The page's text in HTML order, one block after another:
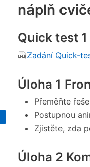
náplň
Quick test 1
Zadání Quick-
Úloha 1
Přeměňte
Postupnou
Zjistěte, zda
Úloha 2